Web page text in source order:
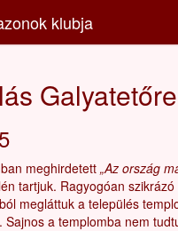
klubja
Galyatetőre
meghirdetett „Az ország
tartjuk. Ragyogóan
megláttuk a település
Sajnos a templomba nem